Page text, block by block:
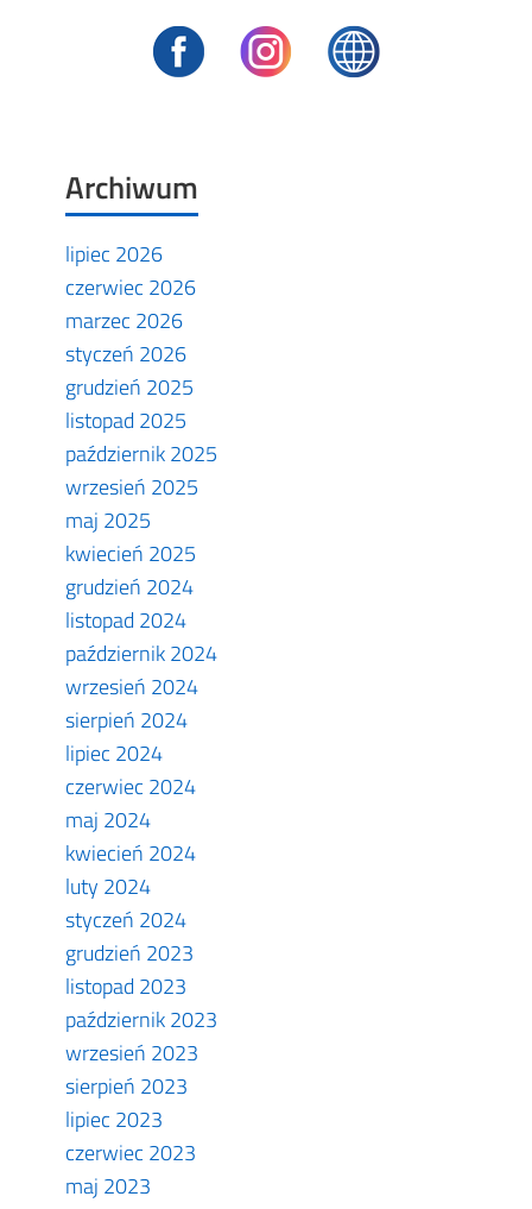
Archiwum
lipiec 2026
czerwiec 2026
marzec 2026
styczeń 2026
grudzień 2025
listopad 2025
październik 2025
wrzesień 2025
maj 2025
kwiecień 2025
grudzień 2024
listopad 2024
październik 2024
wrzesień 2024
sierpień 2024
lipiec 2024
czerwiec 2024
maj 2024
kwiecień 2024
luty 2024
styczeń 2024
grudzień 2023
listopad 2023
październik 2023
wrzesień 2023
sierpień 2023
lipiec 2023
czerwiec 2023
maj 2023